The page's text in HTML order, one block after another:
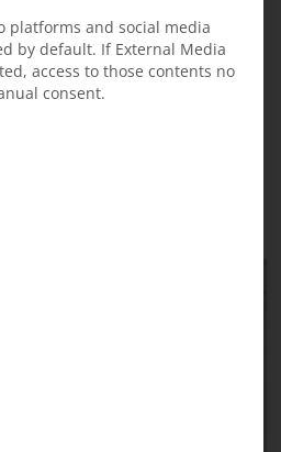
of the cleft, he cannot drink
hunger and gains very
are deeply worried.
platforms and social media
by default. If External Media
access to those contents no
consent.